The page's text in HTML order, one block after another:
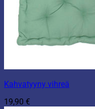
Kahvatyyny vihreä
19,90 €